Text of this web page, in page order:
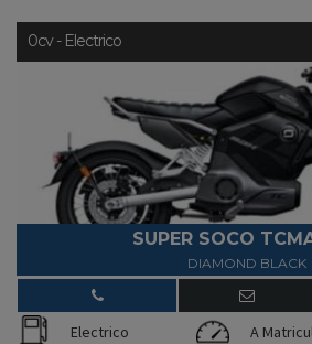
0cv - Electrico
SUPER SOCO
DIAMOND BLACK
Electrico A